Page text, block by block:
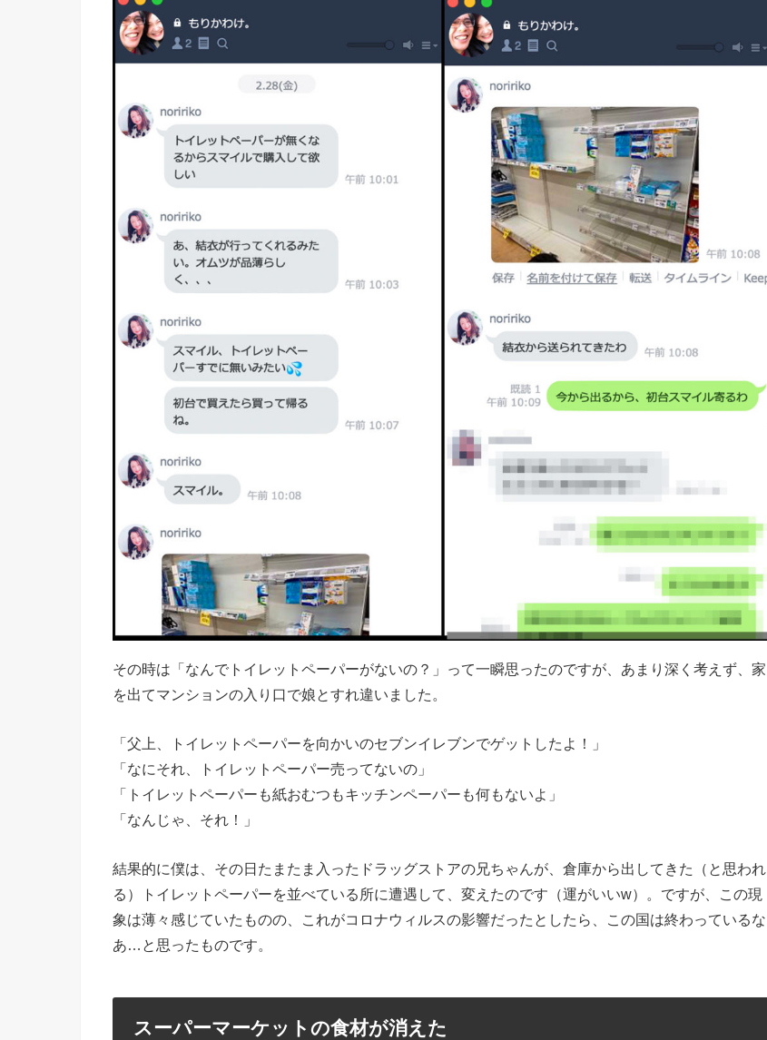
その時は「なんでトイレットペーパーがないの？」って一瞬思ったのですが、あまり深く考えず、家
を出てマンションの入り口で娘とすれ違いました。
「父上、トイレットペーパーを向かいのセブンイレブンでゲットしたよ！」
「なにそれ、トイレットペーパー売ってないの」
「トイレットペーパーも紙おむつもキッチンペーパーも何もないよ」
「なんじゃ、それ！」
結果的に僕は、その日たまたま入ったドラッグストアの兄ちゃんが、倉庫から出してきた（と思われ
る）トイレットペーパーを並べている所に遭遇して、変えたのです（運がいいw）。ですが、この現
象は薄々感じていたものの、これがコロナウィルスの影響だったとしたら、この国は終わっているな
あ…と思ったものです。
スーパーマーケットの食材が消えた